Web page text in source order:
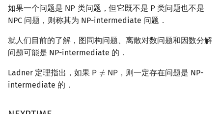
如果一个问题是 𝖭𝖯
NP 类问题，但它既不是 𝖯
P类问题也不是
NPC 问题，则称其为 NP-intermediate 问题．
就人们目前的了解，图同构问题、离散对数问题和因数分解
问题可能是 NP-intermediate 的．
Ladner 定理指出，如果 𝖯 ≠ 𝖭𝖯
P≠NP
，则一定存在问题是 NP-
intermediate 的．